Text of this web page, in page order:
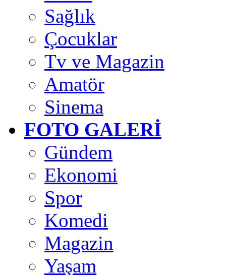
Sağlık
Çocuklar
Tv ve Magazin
Amatör
Sinema
FOTO GALERİ
Gündem
Ekonomi
Spor
Komedi
Magazin
Yaşam